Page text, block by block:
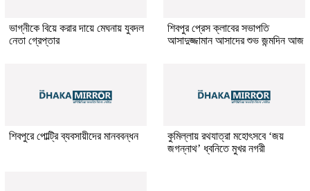
ভাগ্নীকে বিয়ে করার দায়ে মেঘনায় যুবদল
নেতা গ্রেপ্তার
শিবপুর প্রেস ক্লাবের সভাপতি
আসাদুজ্জামান আসাদের শুভ জন্মদিন আজ
শিবপুরে পোল্ট্রি ব্যবসায়ীদের মানববন্ধন
কুমিল্লায় রথযাত্রা মহোৎসবে ‘জয়
জগন্নাথ’ ধ্বনিতে মুখর নগরী